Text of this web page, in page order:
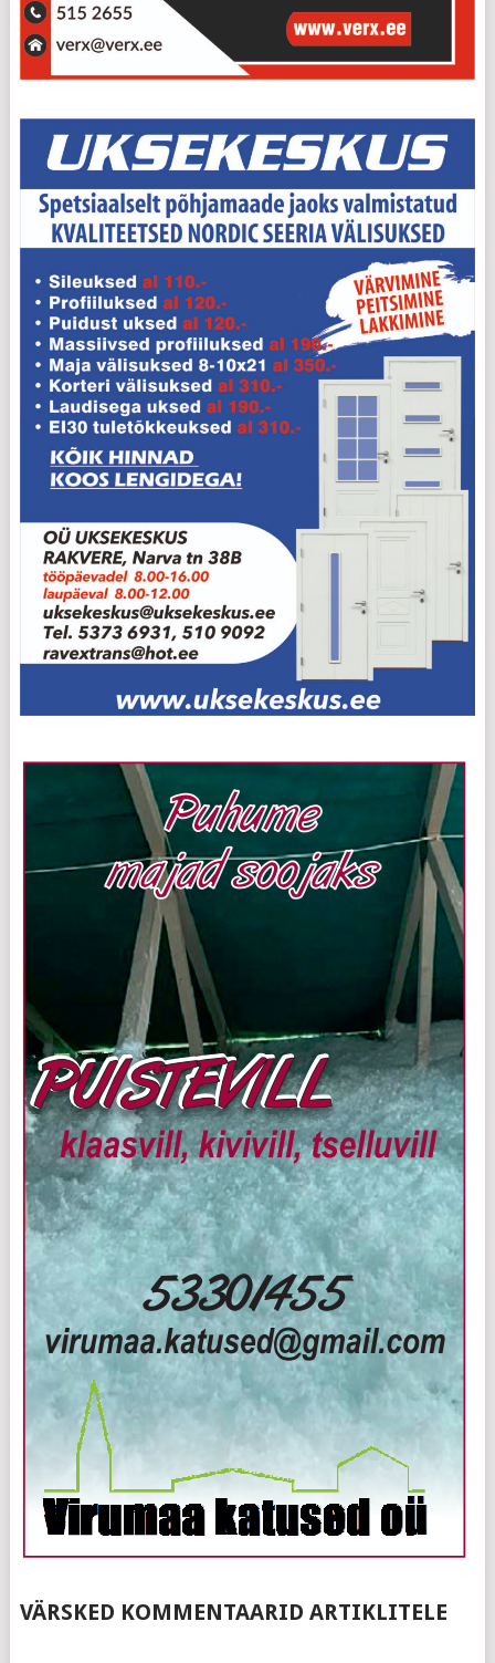
VÄRSKED KOMMENTAARID ARTIKLITELE